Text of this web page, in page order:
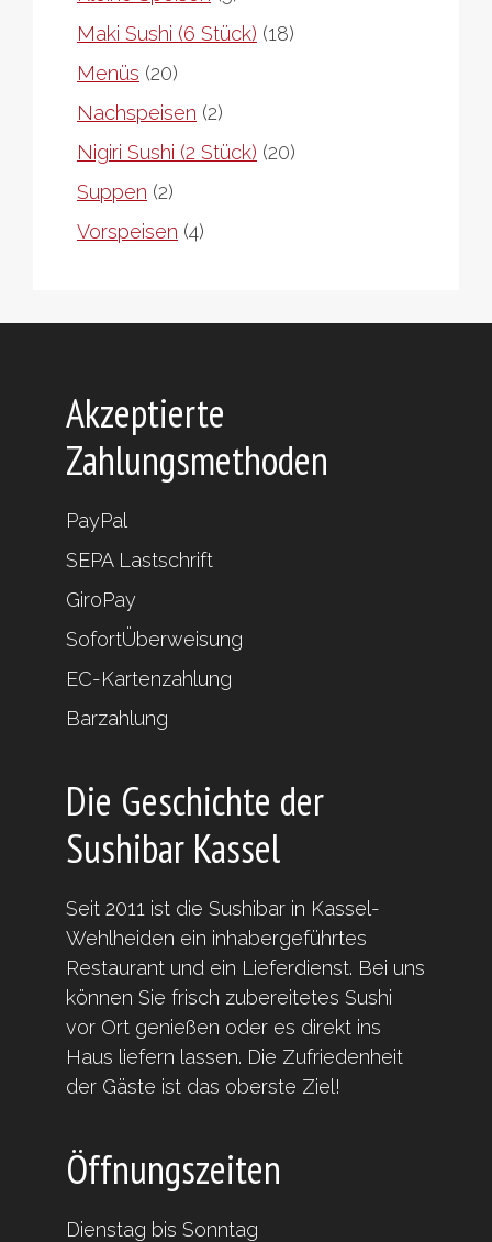
Produkte
Maki Sushi (6 Stück) 1818
Menüs 2020
Produkte
Nachspeisen 22
Produkte
Nigiri Sushi (2 Stück) 2020
Suppen 22
Produkte
Vorspeisen 44
Akzeptierte
Zahlungsmethoden
PayPal
SEPA Lastschrift
GiroPay
SofortÜberweisung
EC-Kartenzahlung
Barzahlung
Die Geschichte der
Sushibar Kassel
Seit 2011 ist die Sushibar in Kassel-
Wehlheiden ein inhabergeführtes
Restaurant und ein Lieferdienst. Bei uns
können Sie frisch zubereitetes Sushi
vor Ort genießen oder es direkt ins
Haus liefern lassen. Die Zufriedenheit
der Gäste ist das oberste Ziel!
Öffnungszeiten
Dienstag bis Sonntag